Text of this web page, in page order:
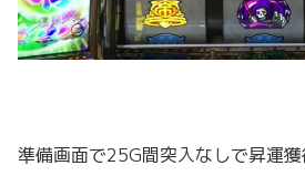
準備画面で25G間突入なしで昇運獲